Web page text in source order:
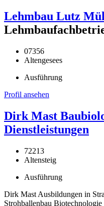
Lehmbau Lutz
07356
Altengesees
Ausführung
Profil ansehen
Dirk Mast
Dienstleistungen
72213
Altensteig
Ausführung
Dirk Mast Ausbildungen in
Strohballenbau